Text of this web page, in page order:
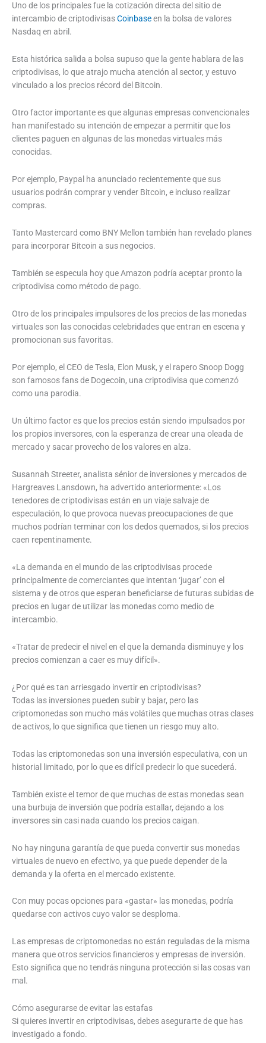
Uno de los principales fue la cotización directa del sitio de
intercambio de criptodivisasCoinbaseen la bolsa de valores
Nasdaq en abril.
Esta histórica salida a bolsa supuso que la gente hablara de las
criptodivisas, lo que atrajo mucha atención al sector, y estuvo
vinculado a los precios récord del Bitcoin.
Otro factor importante es que algunas empresas convencionales
han manifestado su intención de empezar a permitir que los
clientes paguen en algunas de las monedas virtuales más
conocidas.
Por ejemplo, Paypal ha anunciado recientemente que sus
usuarios podrán comprar y vender Bitcoin, e incluso realizar
compras.
Tanto Mastercard como BNY Mellon también han revelado planes
para incorporar Bitcoin a sus negocios.
También se especula hoy que Amazon podría aceptar pronto la
criptodivisa como método de pago.
Otro de los principales impulsores de los precios de las monedas
virtuales son las conocidas celebridades que entran en escena y
promocionan sus favoritas.
Por ejemplo, el CEO de Tesla, Elon Musk, y el rapero Snoop Dogg
son famosos fans de Dogecoin, una criptodivisa que comenzó
como una parodia.
Un último factor es que los precios están siendo impulsados por
los propios inversores, con la esperanza de crear una oleada de
mercado y sacar provecho de los valores en alza.
Susannah Streeter, analista sénior de inversiones y mercados de
Hargreaves Lansdown, ha advertido anteriormente: «Los
tenedores de criptodivisas están en un viaje salvaje de
especulación, lo que provoca nuevas preocupaciones de que
muchos podrían terminar con los dedos quemados, si los precios
caen repentinamente.
«La demanda en el mundo de las criptodivisas procede
principalmente de comerciantes que intentan ‘jugar’ con el
sistema y de otros que esperan beneficiarse de futuras subidas de
precios en lugar de utilizar las monedas como medio de
intercambio.
«Tratar de predecir el nivel en el que la demanda disminuye y los
precios comienzan a caer es muy difícil».
¿Por qué es tan arriesgado invertir en criptodivisas?
Todas las inversiones pueden subir y bajar, pero las
criptomonedas son mucho más volátiles que muchas otras clases
de activos, lo que significa que tienen un riesgo muy alto.
Todas las criptomonedas son una inversión especulativa, con un
historial limitado, por lo que es difícil predecir lo que sucederá.
También existe el temor de que muchas de estas monedas sean
una burbuja de inversión que podría estallar, dejando a los
inversores sin casi nada cuando los precios caigan.
No hay ninguna garantía de que pueda convertir sus monedas
virtuales de nuevo en efectivo, ya que puede depender de la
demanda y la oferta en el mercado existente.
Con muy pocas opciones para «gastar» las monedas, podría
quedarse con activos cuyo valor se desploma.
Las empresas de criptomonedas no están reguladas de la misma
manera que otros servicios financieros y empresas de inversión.
Esto significa que no tendrás ninguna protección si las cosas van
mal.
Cómo asegurarse de evitar las estafas
Si quieres invertir en criptodivisas, debes asegurarte de que has
investigado a fondo.